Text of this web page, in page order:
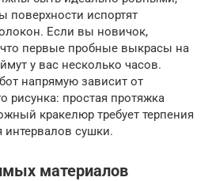
поверхности испортят
Если вы новичок,
что первые пробные выкрасы на
у вас несколько часов.
напрямую зависит от
рисунка: простая протяжка
кракелюр требует терпения
интервалов сушки.
материалов